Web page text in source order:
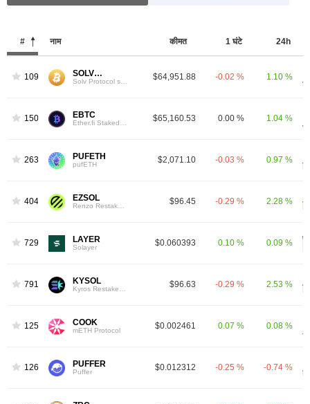
# नाम कीमत 1 घंटे 24h
109 SOLVBTC $64,951.88 -0.02 % 1.10 %
150 EBTC $65,160.53 0.00 % 1.04 %
263 PUFETH
pufETH $2,071.10 -0.03 % 0.97 %
404 EZSOL $96.45 -0.29 % 2.28 %
729 LAYER
Solayer $0.060393 0.10 % 0.09 %
791 KYSOL $96.63 -0.29 % 2.53 %
1251 COOK
mETH Protocol $0.002461 0.07 % 0.08 %
1268 PUFFER
Puffer $0.012312 -0.25 % -0.74 %